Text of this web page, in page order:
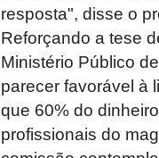
resposta", disse o
Reforçando a tese
Ministério Público
parecer favorável à
que 60% do
profissionais do